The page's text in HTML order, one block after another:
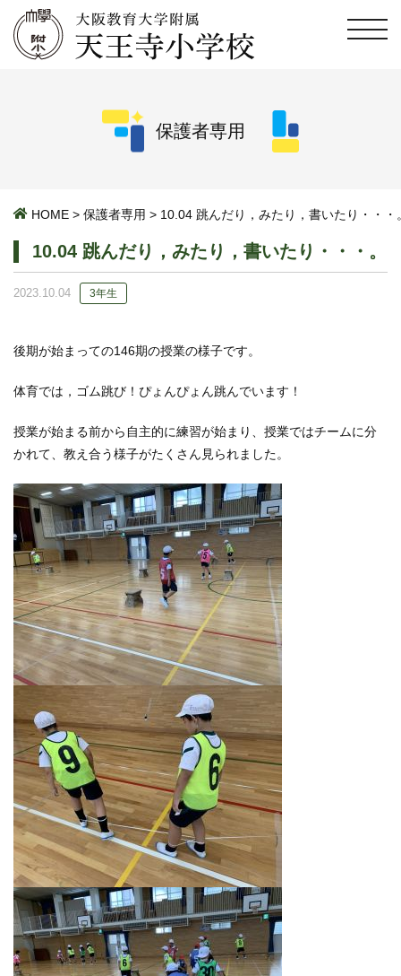
保護者専用
HOME > 保護者専用 > 10.04 跳んだり，みたり，書いたり・・・
10.04 跳んだり，みたり，書いたり・・・。
2023.10.04 3年生
後期が始まっての146期の授業の様子です。
体育では，ゴム跳び！ぴょんぴょん跳んでいます！
授業が始まる前から自主的に練習が始まり、授業ではチームに分
かれて、教え合う様子がたくさん見られました。